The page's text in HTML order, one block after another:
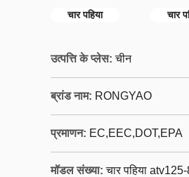
चार पहिया चार
उत्पत्ति के प्लेस: चीन
ब्रांड नाम: RONGYAO
प्रमाणन: EC,EEC,DOT,EPA
मॉडल संख्या: चार पहिया